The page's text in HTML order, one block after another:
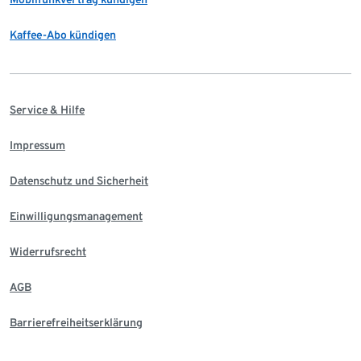
Kaffee-Abo kündigen
Service & Hilfe
Impressum
Datenschutz und Sicherheit
Einwilligungsmanagement
Widerrufsrecht
AGB
Barrierefreiheitserklärung